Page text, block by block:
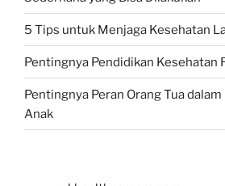
5 Tips untuk Menjaga Kesehatan
Pentingnya Pendidikan Kesehatan
Pentingnya Peran Orang Tua
Anak